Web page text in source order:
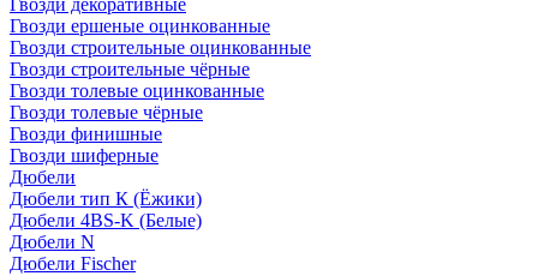
Гвозди декоративные
Гвозди ершеные оцинкованные
Гвозди строительные оцинкованные
Гвозди строительные чёрные
Гвозди толевые оцинкованные
Гвозди толевые чёрные
Гвозди финишные
Гвозди шиферные
Дюбели
Дюбели тип К (Ёжики)
Дюбели 4BS-K (Белые)
Дюбели N
Дюбели Fischer